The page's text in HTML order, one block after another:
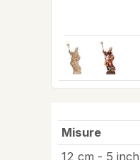
Misure
12 cm - 5 inch